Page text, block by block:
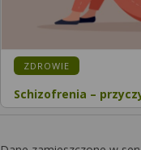
ZDROWIE
Schizofrenia –